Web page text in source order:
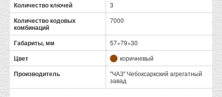
Количество ключей 3
Количество кодовых
комбинаций
7000
Габариты, мм 57×79×30
Цвет коричневый
Производитель
"ЧАЗ" Чебоксаркский агрегатный
завад